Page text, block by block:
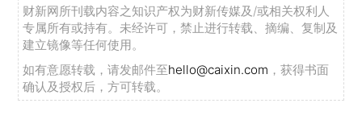
财新网所刊载内容之知识产权为财新传媒及/或相关权利人
专属所有或持有。未经许可，禁止进行转载、摘编、复制及
建立镜像等任何使用。
如有意愿转载，请发邮件至hello@caixin.com ，获得书面
确认及授权后，方可转载。